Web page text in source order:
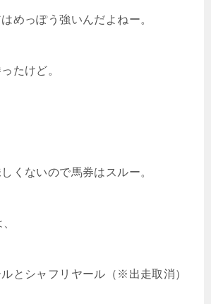
めっぽう強いんだよねー。
たけど。
くないので馬券はスルー。
とシャフリヤール（※出走取消）